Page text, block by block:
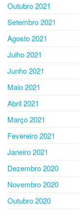
Outubro 2021
Setembro 2021
Agosto 2021
Julho 2021
Junho 2021
Maio 2021
Abril 2021
Março 2021
Fevereiro 2021
Janeiro 2021
Dezembro 2020
Novembro 2020
Outubro 2020